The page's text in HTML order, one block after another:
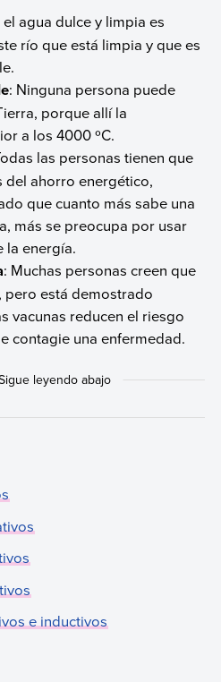
el agua dulce y limpia es
río que está limpia y que es
: Ninguna persona puede
porque allí la
a los 4000 ºC.
las personas tienen que
ahorro energético,
que cuanto más sabe una
más se preocupa por usar
la energía.
: Muchas personas creen que
pero está demostrado
vacunas reducen el riesgo
contagie una enfermedad.
e inductivos